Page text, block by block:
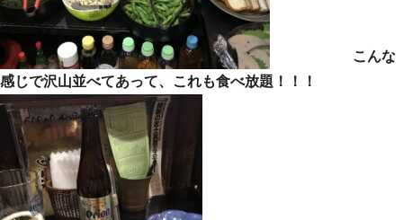
こんな
感じで沢山並べてあって、これも食べ放題！！！